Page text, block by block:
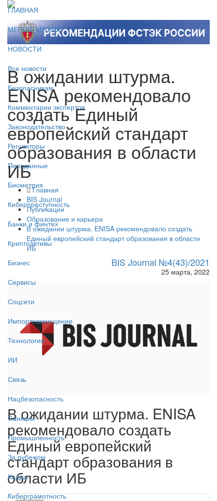
ГЛАВНАЯ
МЕРОПРИЯТИЯ
НОВОСТИ
Все новости
Безопасникам
Комментарии экспертов
Законодательство
Регуляторы
Персданные
Биометрия
Киберпреступность
Банки и финтех
Криптоактивы
Бизнес
Сервисы
Соцсети
Импортозамещение
Технологии
ИИ
Связь
Нацбезопасность
Санкции
Промышленность
За рубежом
Кадры
Киберграмотность
В ожидании штурма.
ENISA рекомендовало
создать Единый
европейский стандарт
образования в области
ИБ
Главная
BIS Journal
Публикации
Образование и карьера
В ожидании штурма. ENISA рекомендовало создать
Единый европейский стандарт образования в области
ИБ
BIS Journal №4(43)/2021
25 марта, 2022
В ожидании штурма. ENISA
рекомендовало создать
Единый европейский
стандарт образования в
области ИБ